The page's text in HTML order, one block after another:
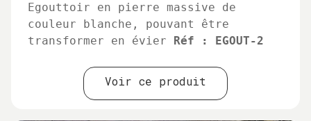
Egouttoir en pierre massive de
couleur blanche, pouvant être
transformer en évier Réf : EGOUT-2
Voir ce produit